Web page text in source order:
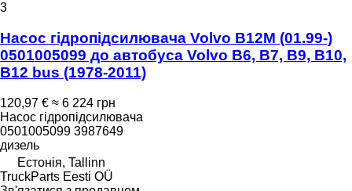
3
Насос гідропідсилювача Volvo B12M (01.99-)
0501005099 до автобуса Volvo B6, B7, B9, B10,
B12 bus (1978-2011)
120,97 € ≈ 6 224 грн
Насос гідропідсилювача
0501005099 3987649
дизель
Естонія, Tallinn
TruckParts Eesti OÜ